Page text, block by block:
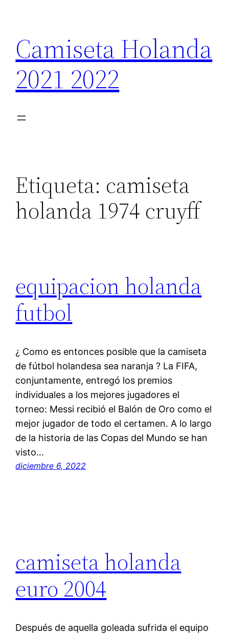
contenido
Camiseta Holanda
2021 2022
Etiqueta: camiseta
holanda 1974 cruyff
equipacion holanda
futbol
¿ Como es entonces posible que la camiseta
de fútbol holandesa sea naranja ? La FIFA,
conjuntamente, entregó los premios
individuales a los mejores jugadores el
torneo: Messi recibió el Balón de Oro como el
mejor jugador de todo el certamen. A lo largo
de la historia de las Copas del Mundo se han
visto…
diciembre 6, 2022
camiseta holanda
euro 2004
Después de aquella goleada sufrida el equipo